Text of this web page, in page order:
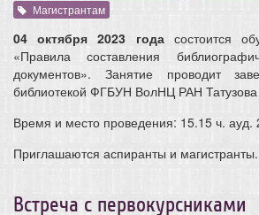
Магистрантам
04 октября 2023 года состоится
«Правила составления
документов».
Занятие проводит
библиотекой ФГБУН ВолНЦ РАН
Время и место проведения: 15.15 ч.
Приглашаются аспиранты и магистранты.
Встреча с первокурсниками